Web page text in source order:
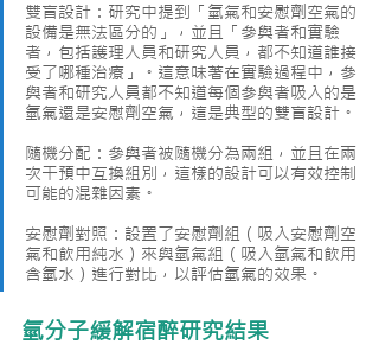
雙盲設計：研究中提到「氫氣和安慰劑空氣的
設備是無法區分的」，並且「參與者和實驗
者，包括護理人員和研究人員，都不知道誰接
受了哪種治療」。這意味著在實驗過程中，參
與者和研究人員都不知道每個參與者吸入的是
氫氣還是安慰劑空氣，這是典型的雙盲設計。
隨機分配：參與者被隨機分為兩組，並且在兩
次干預中互換組別，這樣的設計可以有效控制
可能的混雜因素。
安慰劑對照：設置了安慰劑組（吸入安慰劑空
氣和飲用純水）來與氫氣組（吸入氫氣和飲用
含氫水）進行對比，以評估氫氣的效果。
氫分子緩解宿醉研究結果